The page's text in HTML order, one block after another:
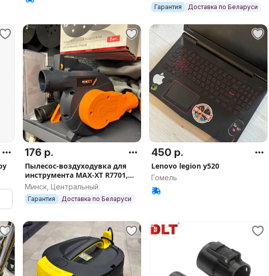
Гарантия Доставка по Беларуси
176 р.
Пылесос-воздуходувка для
инструмента MAX-XT R7701,
арт.3349
Минск, Центральный
Гарантия Доставка по Беларуси
450 р.
Lenovo legion y520
Гомель